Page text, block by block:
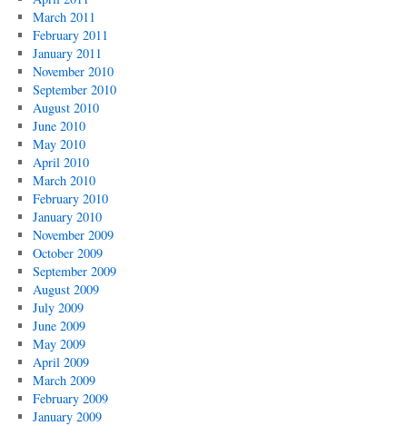
March 2011
February 2011
January 2011
November 2010
September 2010
August 2010
June 2010
May 2010
April 2010
March 2010
February 2010
January 2010
November 2009
October 2009
September 2009
August 2009
July 2009
June 2009
May 2009
April 2009
March 2009
February 2009
January 2009